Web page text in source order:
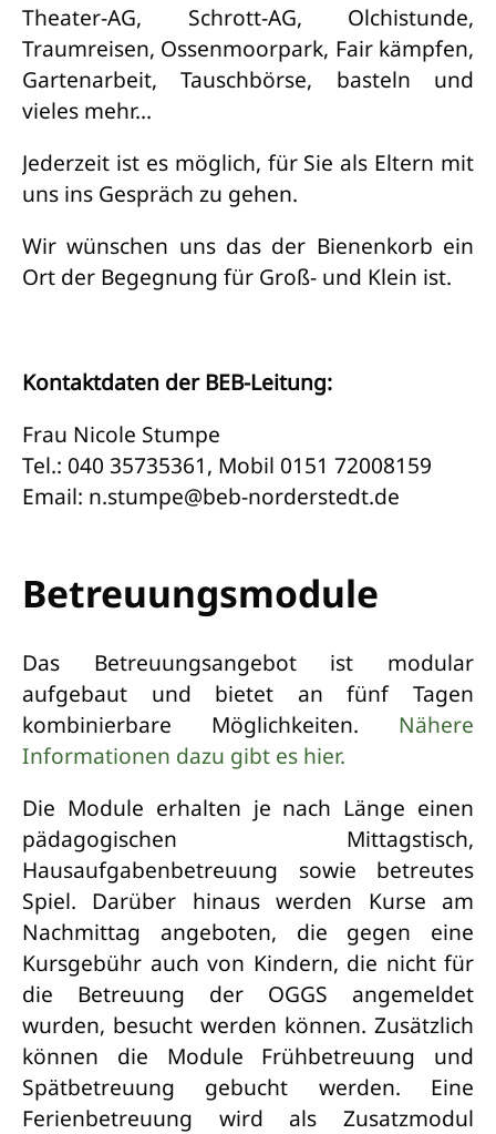
Theater-AG, Schrott-AG, Olchistunde,
Traumreisen, Ossenmoorpark, Fair kämpfen,
Gartenarbeit, Tauschbörse, basteln und
vieles mehr...
Jederzeit ist es möglich, für Sie als Eltern mit
uns ins Gespräch zu gehen.
Wir wünschen uns das der Bienenkorb ein
Ort der Begegnung für Groß- und Klein ist.
Kontaktdaten der BEB-Leitung:
Frau Nicole Stumpe
Tel.: 040 35735361, Mobil 0151 72008159
Email: n.stumpe@beb-norderstedt.de
Betreuungsmodule
Das Betreuungsangebot ist modular
aufgebaut und bietet an fünf Tagen
kombinierbare Möglichkeiten. Nähere
Informationen dazu gibt es hier.
Die Module erhalten je nach Länge einen
pädagogischen Mittagstisch,
Hausaufgabenbetreuung sowie betreutes
Spiel. Darüber hinaus werden Kurse am
Nachmittag angeboten, die gegen eine
Kursgebühr auch von Kindern, die nicht für
die Betreuung der OGGS angemeldet
wurden, besucht werden können. Zusätzlich
können die Module Frühbetreuung und
Spätbetreuung gebucht werden. Eine
Ferienbetreuung wird als Zusatzmodul